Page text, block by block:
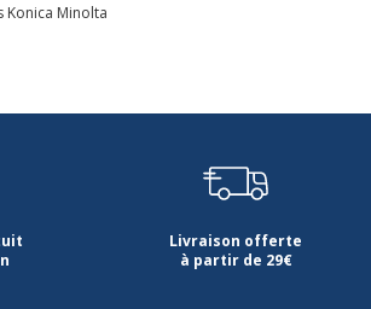
Minolta
Livraison offerte
à partir de 29€